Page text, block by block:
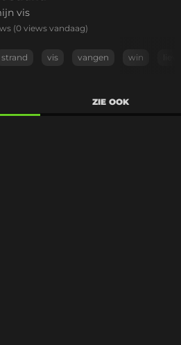
vis
(0 views vandaag)
strand vis vangen win
ZIE OOK